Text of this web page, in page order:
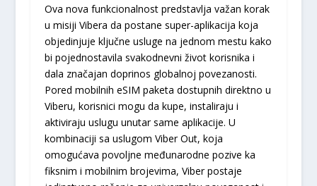
Ova nova funkcionalnost predstavlja važan korak
u misiji Vibera da postane super-aplikacija koja
objedinjuje ključne usluge na jednom mestu kako
bi pojednostavila svakodnevni život korisnika i
dala značajan doprinos globalnoj povezanosti.
Pored mobilnih eSIM paketa dostupnih direktno u
Viberu, korisnici mogu da kupe, instaliraju i
aktiviraju uslugu unutar same aplikacije. U
kombinaciji sa uslugom Viber Out, koja
omogućava povoljne međunarodne pozive ka
fiksnim i mobilnim brojevima, Viber postaje